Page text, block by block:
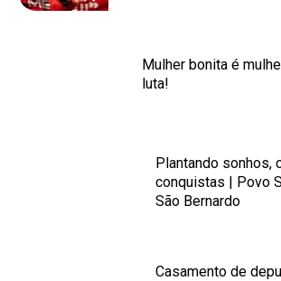
Mulher bonita é
luta!
Plantando sonhos,
conquistas | Povo
São Bernardo
Casamento de